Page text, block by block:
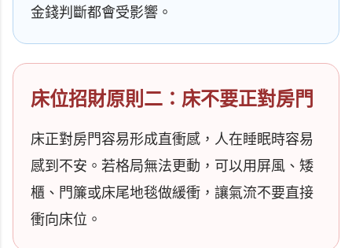
金錢判斷都會受影響。
床位招財原則二：床不要正對房門
床正對房門容易形成直衝感，人在睡眠時容易
感到不安。若格局無法更動，可以用屏風、矮
櫃、門簾或床尾地毯做緩衝，讓氣流不要直接
衝向床位。